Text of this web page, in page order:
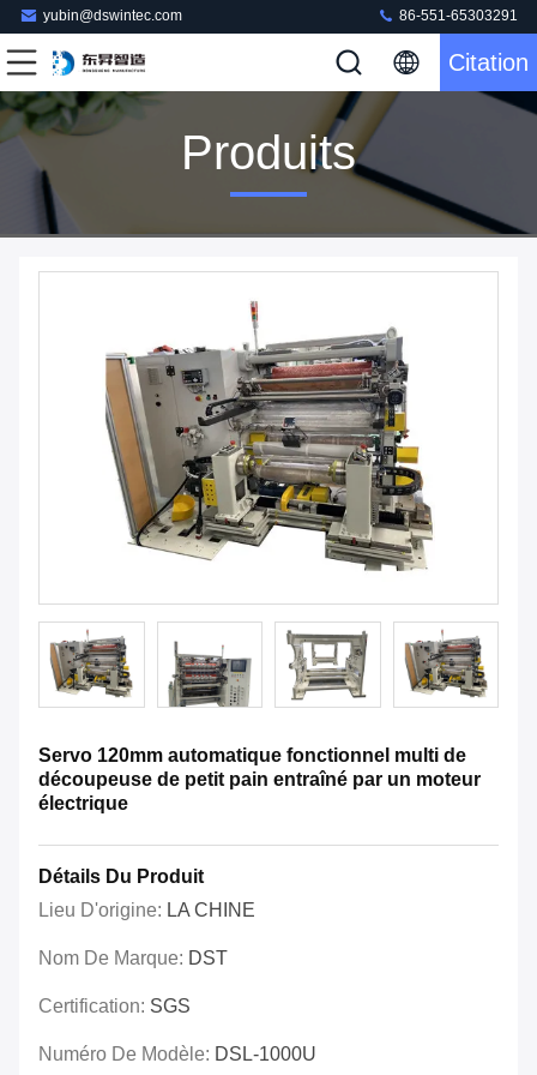
yubin@dswintec.com 86-551-65303291
Citation
Produits
Servo 120mm automatique fonctionnel multi de
découpeuse de petit pain entraîné par un moteur
électrique
Détails Du Produit
Lieu D'origine: LA CHINE
Nom De Marque: DST
Certification: SGS
Numéro De Modèle: DSL-1000U